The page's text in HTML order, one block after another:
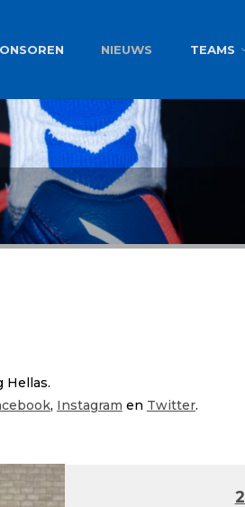
NIEUWS TEAMS
Hellas.
, Instagram en Twitter.